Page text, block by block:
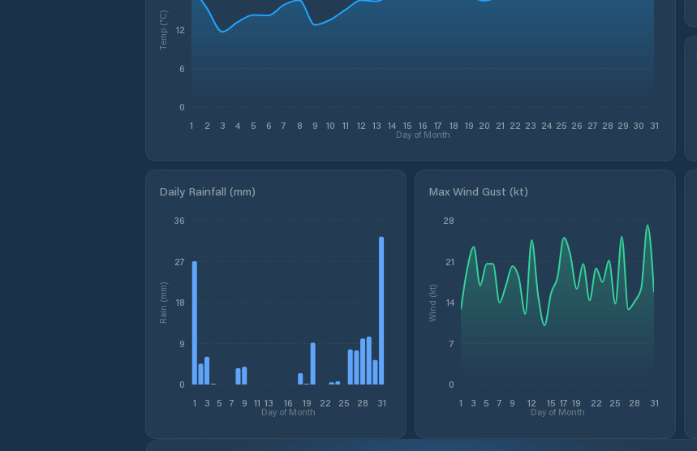
1 2 3 4 5 6 7 8 9 10 11 12 13 14 15 16 17 18 19 20 21 22 23 24 25 26 27 28 29 30 31
Day of Month
0
6
12
Temp (°C)
Daily Rainfall (mm)
1 3 5 7 9 11 13 16 19 22 25 28 31
Day of Month
0
9
18
27
36
Rain (mm)
Max Wind Gust (kt)
1 3 5 7 9 12 15 17 19 22 25 28 31
Day of Month
0
7
14
21
28
Wind (kt)